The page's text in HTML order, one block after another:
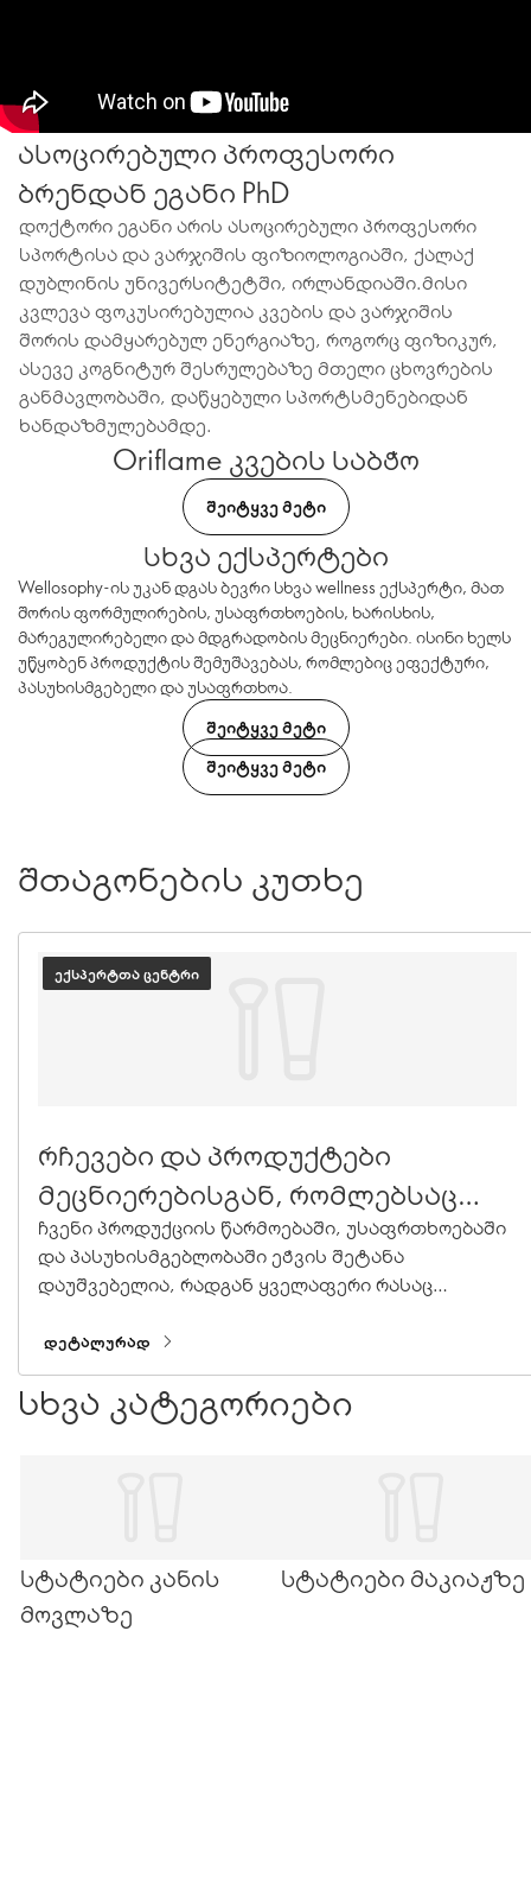
ასოცირებული პროფესორი
ბრენდან ეგანი PhD
დოქტორი ეგანი არის ასოცირებული პროფესორი
სპორტისა და ვარჯიშის ფიზიოლოგიაში, ქალაქ
დუბლინის უნივერსიტეტში, ირლანდიაში.მისი
კვლევა ფოკუსირებულია კვების და ვარჯიშის
შორის დამყარებულ ენერგიაზე, როგორც ფიზიკურ,
ასევე კოგნიტურ შესრულებაზე მთელი ცხოვრების
განმავლობაში, დაწყებული სპორტსმენებიდან
ხანდაზმულებამდე.
Oriflame კვების საბჭო
ᲨᲔᲘᲢᲧᲕᲔ ᲛᲔᲢᲘ
სხვა ექსპერტები
Wellosophy-ის უკან დგას ბევრი სხვა wellness ექსპერტი, მათ
შორის ფორმულირების, უსაფრთხოების, ხარისხის,
მარეგულირებელი და მდგრადობის მეცნიერები. ისინი ხელს
უწყობენ პროდუქტის შემუშავებას, რომლებიც ეფექტური,
პასუხისმგებელი და უსაფრთხოა.
ᲨᲔᲘᲢᲧᲕᲔ ᲛᲔᲢᲘ
ᲨᲔᲘᲢᲧᲕᲔ ᲛᲔᲢᲘ
შთაგონების კუთხე
ᲔᲥᲡᲞᲔᲠᲢᲗᲐ ᲪᲔᲜᲢᲠᲘ
რჩევები და პროდუქტები
მეცნიერებისგან, რომლებსაც
შეგიძლიათ ენდოთ
ჩვენი პროდუქციის წარმოებაში, უსაფრთხოებაში
და პასუხისმგებლობაში ეჭვის შეტანა
დაუშვებელია, რადგან ყველაფერი რასაც
ᲓᲔᲢᲐᲚᲣᲠᲐᲓ
სხვა კატეგორიები
სტატიები კანის
მოვლაზე
სტატიები მაკიაჟზე